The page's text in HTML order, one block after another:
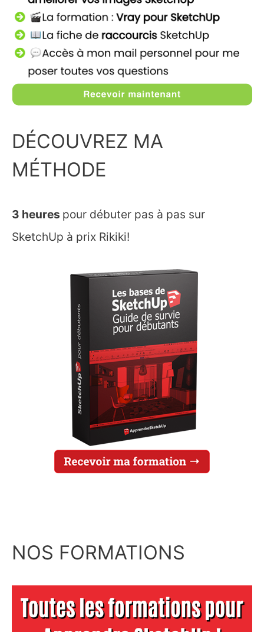
DÉCOUVREZ MA
MÉTHODE
3 heures pour débuter pas à pas sur
SketchUp à prix Rikiki!
NOS FORMATIONS